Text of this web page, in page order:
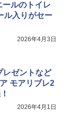
ールのトイレ
ル入りがセー
2026年4月3日
レゼントなど
モアリブレ2
2026年4月1日